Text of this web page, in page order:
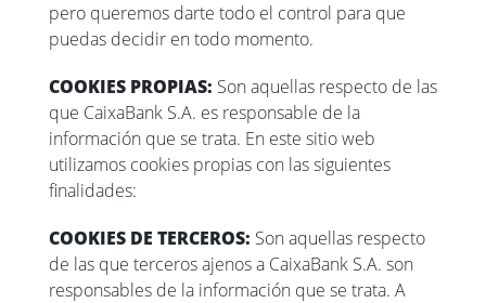
pero queremos darte todo el control para que
puedas decidir en todo momento.
COOKIES PROPIAS: Son aquellas respecto de las
que CaixaBank S.A. es responsable de la
información que se trata. En este sitio web
utilizamos cookies propias con las siguientes
finalidades:
COOKIES DE TERCEROS: Son aquellas respecto
de las que terceros ajenos a CaixaBank S.A. son
responsables de la información que se trata. A